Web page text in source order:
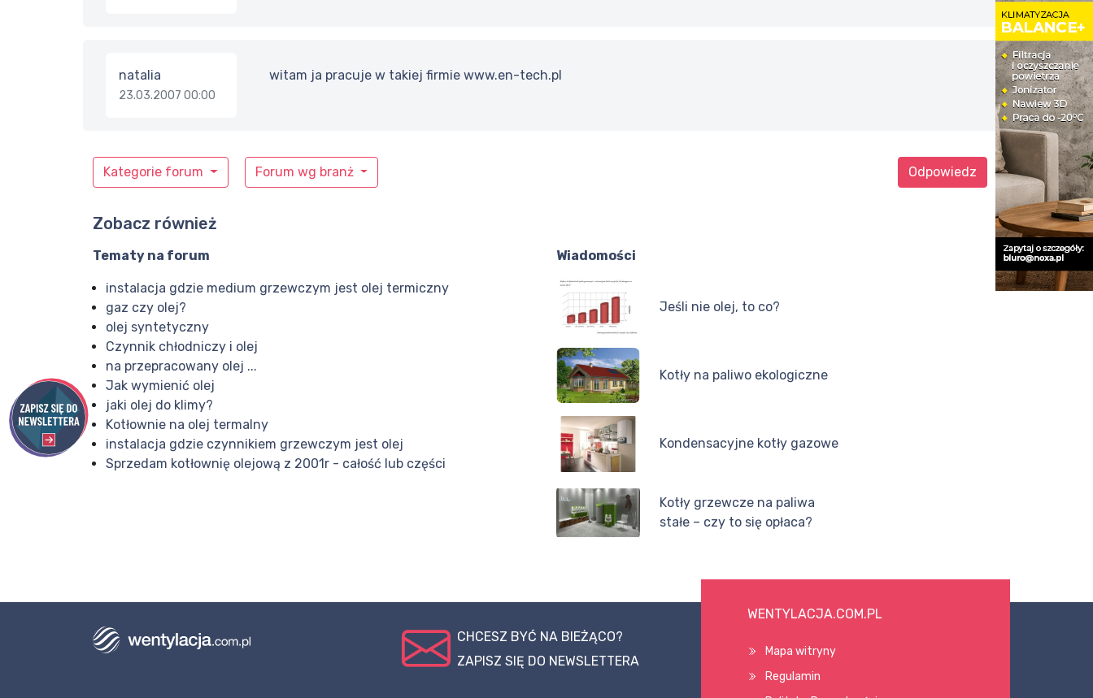
natalia
23.03.2007 00:00
witam ja pracuje w takiej firmie www.en-tech.pl
Kategorie forum Forum wg branż Odpowiedz
Zobacz również
Tematy na forum
instalacja gdzie medium grzewczym jest olej termiczny
gaz czy olej?
olej syntetyczny
Czynnik chłodniczy i olej
na przepracowany olej ...
Jak wymienić olej
jaki olej do klimy?
Kotłownie na olej termalny
instalacja gdzie czynnikiem grzewczym jest olej
Sprzedam kotłownię olejową z 2001r - całość lub części
Wiadomości
Jeśli nie olej, to co?
Kotły na paliwo ekologiczne
Kondensacyjne kotły gazowe
Kotły grzewcze na paliwa
stałe – czy to się opłaca?
CHCESZ BYĆ NA BIEŻĄCO?
ZAPISZ SIĘ DO NEWSLETTERA
WENTYLACJA.COM.PL
Mapa witryny
Regulamin